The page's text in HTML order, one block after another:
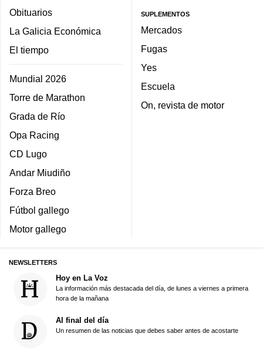
Obituarios
La Galicia Económica
El tiempo
Mundial 2026
Torre de Marathon
Grada de Río
Opa Racing
CD Lugo
Andar Miudiño
Forza Breo
Fútbol gallego
Motor gallego
SUPLEMENTOS
Mercados
Fugas
Yes
Escuela
On, revista de motor
NEWSLETTERS
Hoy en La Voz
La información más destacada del día, de lunes a viernes a primera
hora de la mañana
Al final del día
Un resumen de las noticias que debes saber antes de acostarte